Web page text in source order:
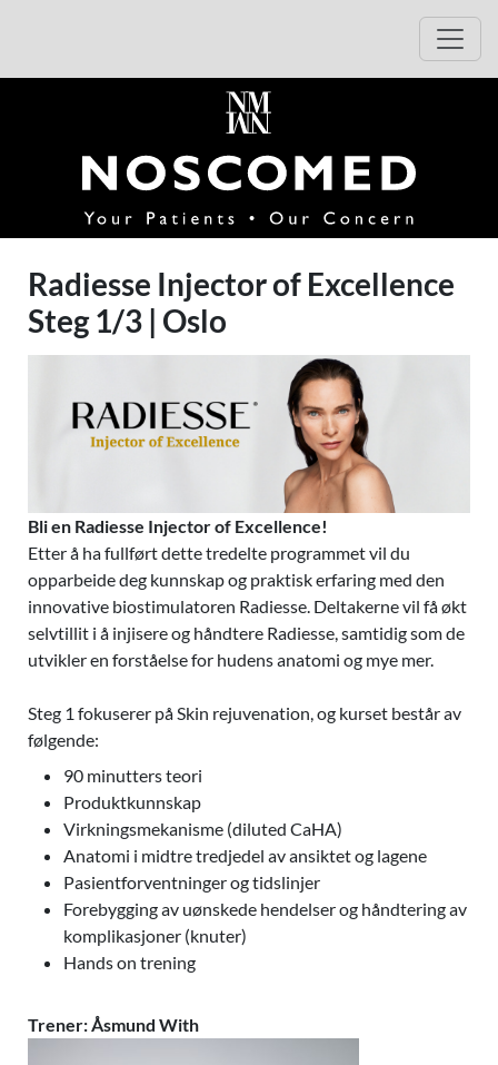
Radiesse Injector of Excellence
Steg 1/3 | Oslo
Bli en Radiesse Injector of Excellence!
Etter å ha fullført dette tredelte programmet vil du
opparbeide deg kunnskap og praktisk erfaring med den
innovative biostimulatoren Radiesse. Deltakerne vil få økt
selvtillit i å injisere og håndtere Radiesse, samtidig som de
utvikler en forståelse for hudens anatomi og mye mer.
Steg 1 fokuserer på Skin rejuvenation, og kurset består av
følgende:
90 minutters teori
Produktkunnskap
Virkningsmekanisme (diluted CaHA)
Anatomi i midtre tredjedel av ansiktet og lagene
Pasientforventninger og tidslinjer
Forebygging av uønskede hendelser og håndtering av
komplikasjoner (knuter)
Hands on trening
Trener: Åsmund With